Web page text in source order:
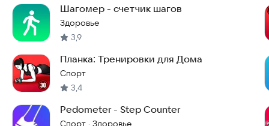
Шагомер - счетчик шагов
Здоровье
3,9
Планка: Тренировки для Дома
Спорт
3,4
Pedometer - Step Counter
Спорт · Здоровье